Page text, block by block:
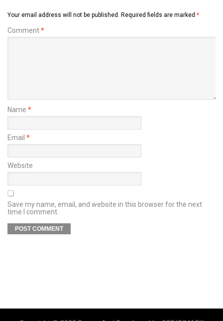
Your email address will not be published. Required fields are marked *
Comment*
Name *
Email *
Website
Save my name, email, and website in this browser for the next
time I comment.